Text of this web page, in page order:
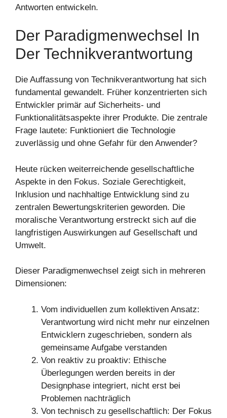
Antworten entwickeln.
Der Paradigmenwechsel In
Der Technikverantwortung
Die Auffassung von Technikverantwortung hat sich
fundamental gewandelt. Früher konzentrierten sich
Entwickler primär auf Sicherheits- und
Funktionalitätsaspekte ihrer Produkte. Die zentrale
Frage lautete: Funktioniert die Technologie
zuverlässig und ohne Gefahr für den Anwender?
Heute rücken weiterreichende gesellschaftliche
Aspekte in den Fokus. Soziale Gerechtigkeit,
Inklusion und nachhaltige Entwicklung sind zu
zentralen Bewertungskriterien geworden. Die
moralische Verantwortung erstreckt sich auf die
langfristigen Auswirkungen auf Gesellschaft und
Umwelt.
Dieser Paradigmenwechsel zeigt sich in mehreren
Dimensionen:
Vom individuellen zum kollektiven Ansatz:
Verantwortung wird nicht mehr nur einzelnen
Entwicklern zugeschrieben, sondern als
gemeinsame Aufgabe verstanden
Von reaktiv zu proaktiv: Ethische
Überlegungen werden bereits in der
Designphase integriert, nicht erst bei
Problemen nachträglich
Von technisch zu gesellschaftlich: Der Fokus